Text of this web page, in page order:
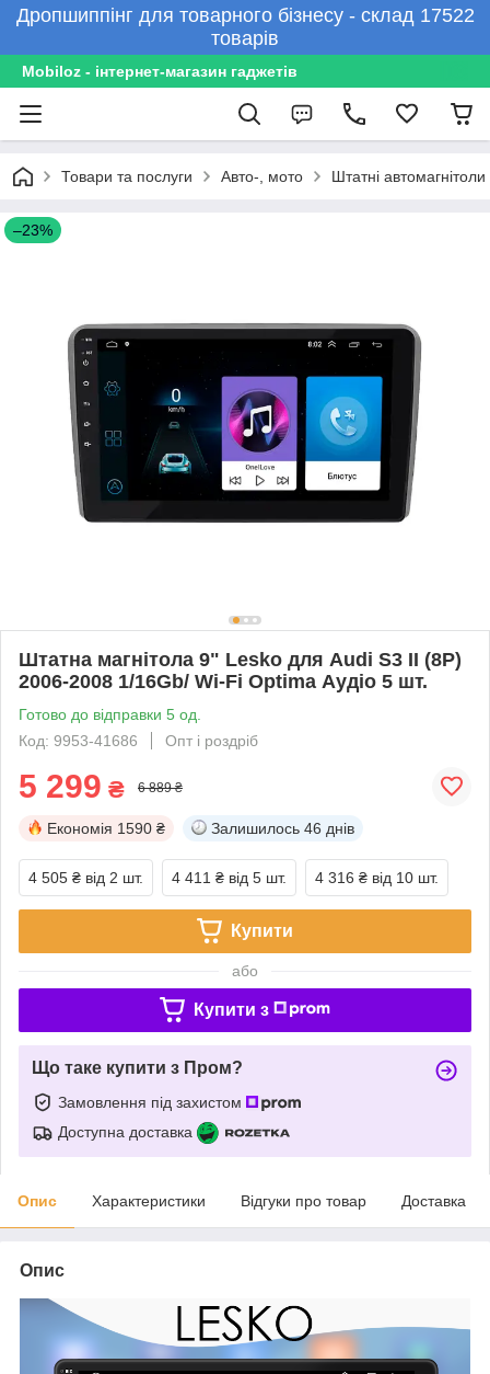
Дропшиппінг для товарного бізнесу - склад 17522
товарів
Mobiloz - інтернет-магазин гаджетів
Товари та послуги Авто-, мото Штатні автомагнітоли
–23%
Штатна магнітола 9" Lesko для Audi S3 II (8P)
2006-2008 1/16Gb/ Wi-Fi Optima Аудіо 5 шт.
Готово до відправки 5 од.
Код: 9953-41686
Опт і роздріб
5 299 ₴ 6 889 ₴
Економія 1590 ₴ Залишилось 46 днів
4 505 ₴ від 2 шт. 4 411 ₴ від 5 шт. 4 316 ₴ від 10 шт.
Купити
або
Купити з
Що таке купити з Пром?
Замовлення під захистом
Доступна доставка
Опис Характеристики Відгуки про товар Доставка
Опис